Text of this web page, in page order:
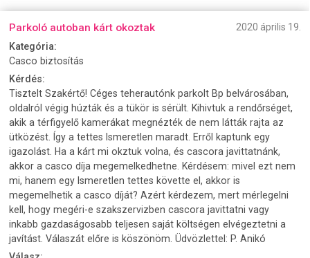
Parkoló autoban kárt okoztak
2020 április 19.
Kategória:
Casco biztosítás
Kérdés:
Tisztelt Szakértő! Céges teherautónk parkolt Bp belvárosában,
oldalról végig húzták és a tükör is sérült. Kihivtuk a rendőrséget,
akik a térfigyelő kamerákat megnézték de nem látták rajta az
ütközést. Így a tettes Ismeretlen maradt. Erről kaptunk egy
igazolást. Ha a kárt mi okztuk volna, és cascora javittatnánk,
akkor a casco díja megemelkedhetne. Kérdésem: mivel ezt nem
mi, hanem egy Ismeretlen tettes követte el, akkor is
megemelhetik a casco díját? Azért kérdezem, mert mérlegelni
kell, hogy megéri-e szakszervizben cascora javittatni vagy
inkabb gazdaságosabb teljesen saját költségen elvégeztetni a
javítást. Válaszát előre is köszönöm. Üdvözlettel: P. Anikó